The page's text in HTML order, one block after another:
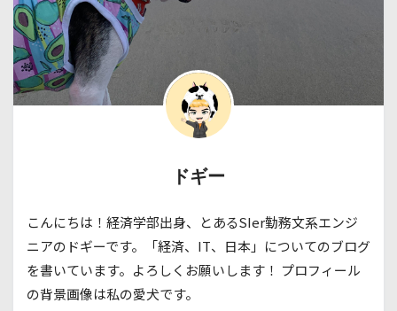
ドギー
こんにちは！経済学部出身、とあるSIer勤務文系エンジ
ニアのドギーです。「経済、IT、日本」についてのブログ
を書いています。よろしくお願いします！ プロフィール
の背景画像は私の愛犬です。